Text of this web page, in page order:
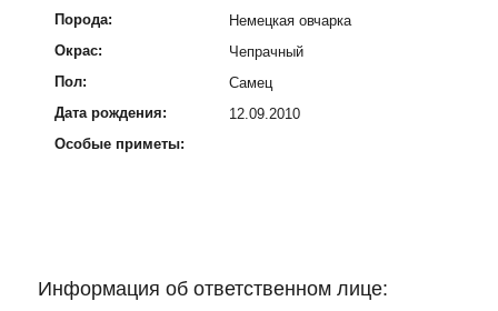
Порода:
Немецкая овчарка
Окрас:
Чепрачный
Пол:
Самец
Дата рождения:
12.09.2010
Особые приметы:
Информация об ответственном лице: